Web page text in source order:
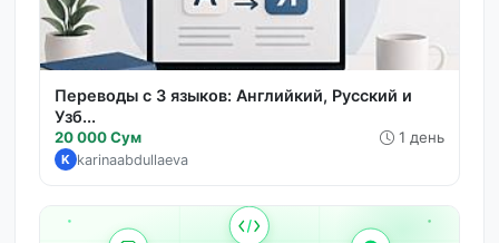
Переводы с 3 языков: Английкий, Русский и
Узб...
20 000 Сум 1 день
K karinaabdullaeva